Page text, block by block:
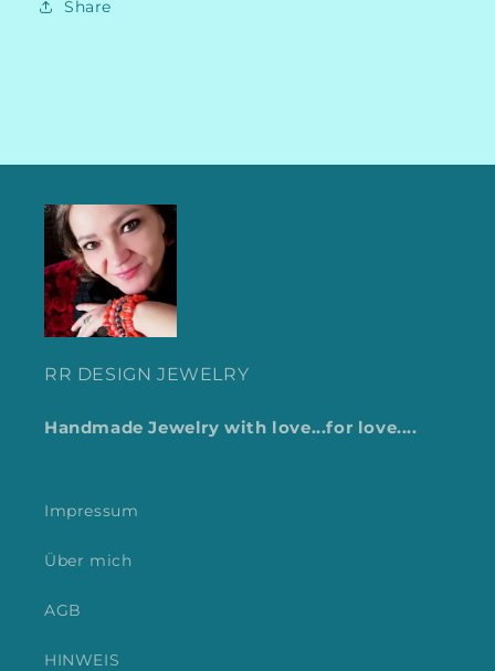
Share
RR DESIGN JEWELRY
Handmade Jewelry with love...for love....
Impressum
Über mich
AGB
HINWEIS